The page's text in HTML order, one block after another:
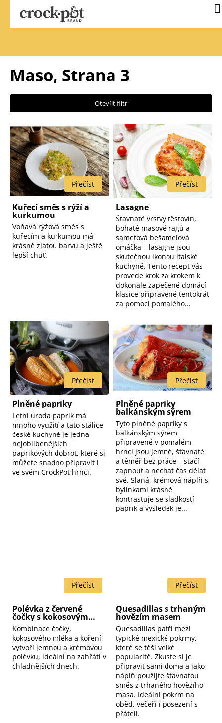
Maso, Strana 3
Otevřít filtr
V
ý
p
i
s
p
r
o
d
Kuřecí směs s rýží a
kurkumou
Voňavá rýžová směs s
kuřecím a kurkumou má
krásně zlatou barvu a ještě
lepší chuť.
Lasagne
Šťavnaté vrstvy těstovin,
bohaté masové ragú a
sametová bešamelová
omáčka – lasagne jsou
skutečnou ikonou italské
kuchyně. Tento recept vás
provede krok za krokem k
dokonale zapečené domácí
klasice připravené tentokrát
za pomoci pomalého...
Plněné papriky
Letní úroda paprik má
mnoho využití a tato stálice
české kuchyně je jedna
nejoblíbenějších
paprikových dobrot, které si
můžete snadno připravit i
ve svém CrockPot hrnci.
Plněné papriky
balkánským sýrem
Tyto plněné papriky s
balkánským sýrem
připravené v pomalém
hrnci jsou jemné, šťavnaté
a téměř bez práce – stačí
zapnout a nechat čas dělat
své. Slaná, krémová náplň s
bylinkami krásně
kontrastuje se sladkostí
paprik a výsledek je...
Polévka z červené
čočky s kokosovým
mlékem
Kombinace čočky,
kokosového mléka a koření
vytvoří jemnou a krémovou
polévku, ideální na zahřátí v
chladnějších dnech.
Quesadillas s trhaným
hovězím masem
Quesadillas patří mezi
typické mexické pokrmy,
které se těší velké
popularitě. Zkuste si je
připravit sami doma a jako
náplň použijte šťavnatou
směs z trhaného hovězího
masa. Ideální pokrm na
oběd, večeři i posezení s
přáteli.